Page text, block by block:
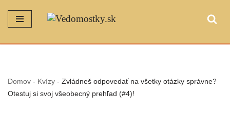
Domov - Kvízy - Zvládneš odpovedať na všetky otázky správne?
Otestuj si svoj všeobecný prehľad (#4)!